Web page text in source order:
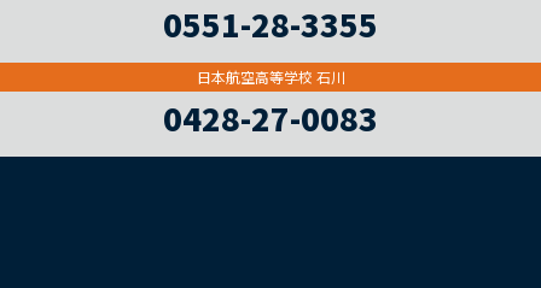
0551-28-3355
日本航空高等学校 石川
0428-27-0083